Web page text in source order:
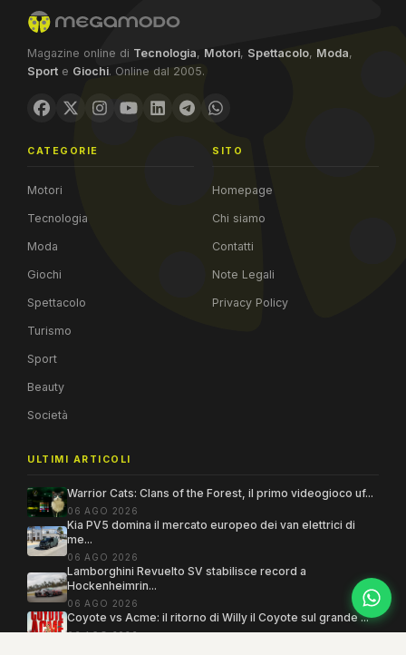
Magazine online di Tecnologia, Motori, Spettacolo, Moda,
Sport e Giochi. Online dal 2005.
CATEGORIE
Motori
Tecnologia
Moda
Giochi
Spettacolo
Turismo
Sport
Beauty
Società
SITO
Homepage
Chi siamo
Contatti
Note Legali
Privacy Policy
ULTIMI ARTICOLI
Warrior Cats: Clans of the Forest, il primo videogioco uf...
06 AGO 2026
Kia PV5 domina il mercato europeo dei van elettrici di
me...
06 AGO 2026
Lamborghini Revuelto SV stabilisce record a
Hockenheimrin...
06 AGO 2026
Coyote vs Acme: il ritorno di Willy il Coyote sul grande ...
06 AGO 2026